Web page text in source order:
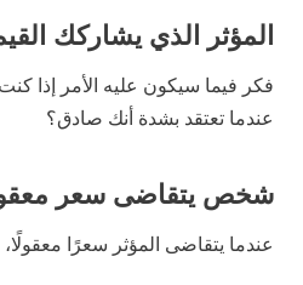
المؤثر الذي يشاركك
فكر فيما سيكون عليه الأمر إذا
عندما تعتقد بشدة أنك صادق؟
شخص يتقاضى سعر
عندما يتقاضى المؤثر سعرًا